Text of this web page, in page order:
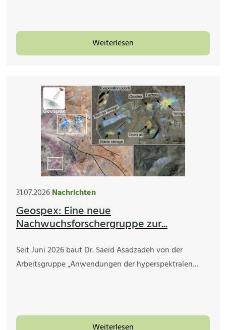
Weiterlesen
31.07.2026Nachrichten
Geospex: Eine neue
Nachwuchsforschergruppe zur...
Seit Juni 2026 baut Dr. Saeid Asadzadeh von der
Arbeitsgruppe „Anwendungen der hyperspektralen…